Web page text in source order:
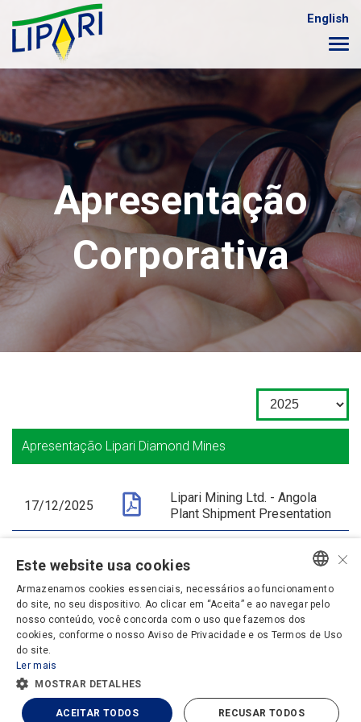
English
Apresentação
Corporativa
Apresentação Lipari Diamond Mines
17/12/2025
Lipari Mining Ltd. - Angola
Plant Shipment Presentation
17/12/2025
Apresentação Corporativa
Termos e Condições
ENGLISH
×
Este website usa cookies
Armazenamos cookies essenciais, necessários ao funcionamento
do site, no seu dispositivo. Ao clicar em “Aceita” e ao navegar pelo
nosso conteúdo, você concorda com o uso que fazemos dos
cookies, conforme o nosso Aviso de Privacidade e os Termos de Uso
do site.
Ler mais
MOSTRAR DETALHES
ACEITAR TODOS RECUSAR TODOS